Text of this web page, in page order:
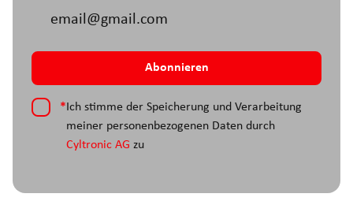
*Ich stimme der Speicherung und Verarbeitung
meiner personenbezogenen Daten durch
Cyltronic AG zu